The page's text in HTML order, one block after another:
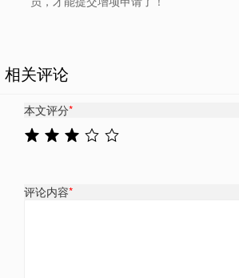
相关评论
本文评分*
评论内容*